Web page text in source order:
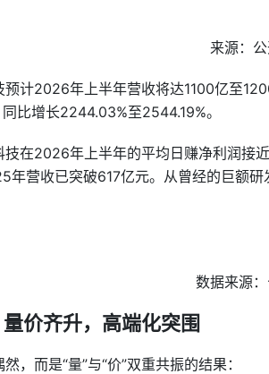
来源：
预计2026年上半年营收将达1100亿至
比增长2244.03%至2544.19%。
技在2026年上半年的平均日赚净利润
年营收已突破617亿元。从曾经的巨额
数据来源
价齐升，高端化突围
，而是“量”与“价”双重共振的结果：